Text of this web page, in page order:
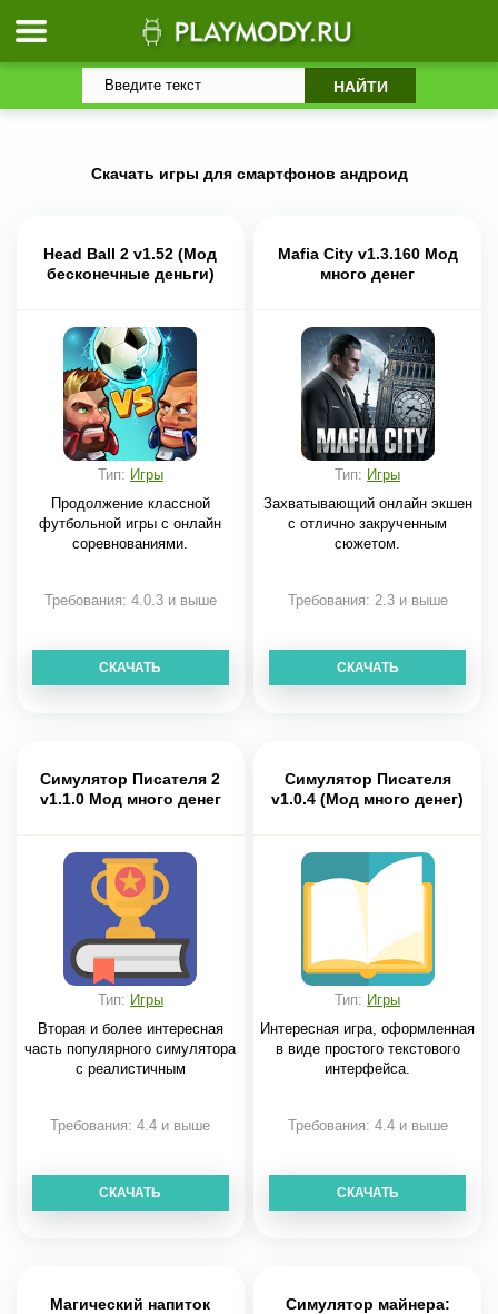
Скачать игры для смартфонов андроид
Head Ball 2 v1.52 (Мод
бесконечные деньги)
Тип: Игры
Продолжение классной
футбольной игры с онлайн
соревнованиями.
Требования: 4.0.3 и выше
СКАЧАТЬ
Mafia City v1.3.160 Мод
много денег
Тип: Игры
Захватывающий онлайн экшен
с отлично закрученным
сюжетом.
Требования: 2.3 и выше
СКАЧАТЬ
Симулятор Писателя 2
v1.1.0 Мод много денег
Тип: Игры
Вторая и более интересная
часть популярного симулятора
с реалистичным
Требования: 4.4 и выше
СКАЧАТЬ
Симулятор Писателя
v1.0.4 (Мод много денег)
Тип: Игры
Интересная игра, оформленная
в виде простого текстового
интерфейса.
Требования: 4.4 и выше
СКАЧАТЬ
Магический напиток
Симулятор майнера: